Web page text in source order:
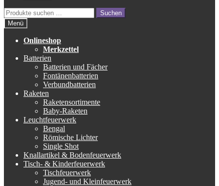
Suche
nach:
Suchen
Menü
Onlineshop
Merkzettel
Batterien
Batterien und Fächer
Fontänenbatterien
Verbundbatterien
Raketen
Raketensortimente
Baby-Raketen
Leuchtfeuerwerk
Bengal
Römische Lichter
Single Shot
Knallartikel & Bodenfeuerwerk
Tisch- & Kinderfeuerwerk
Tischfeuerwerk
Jugend- und Kleinfeuerwerk